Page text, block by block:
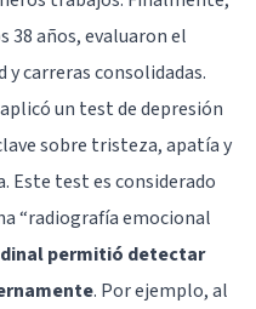
38 años, evaluaron el
carreras consolidadas.
un test de depresión
sobre tristeza, apatía y
Este test es considerado
“radiografía emocional
permitió detectar
. Por ejemplo, al